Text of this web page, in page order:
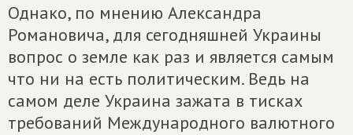
Однако, по мнению Александра
Романовича, для сегодняшней Украины
вопрос о земле как раз и является самым
что ни на есть политическим. Ведь на
самом деле Украина зажата в тисках
требований Международного валютного